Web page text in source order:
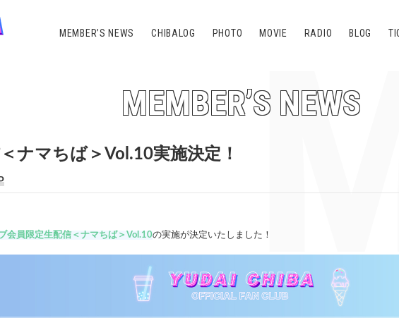
MEMBER’S NEWS CHIBALOG PHOTO MOVIE RADIO BLOG
MEMBER’S NEWS
ナマちば＞Vol.10実施決定！
会員限定生配信＜ナマちば＞Vol.10の実施が決定いたしました！